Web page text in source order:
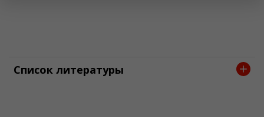
Список литературы